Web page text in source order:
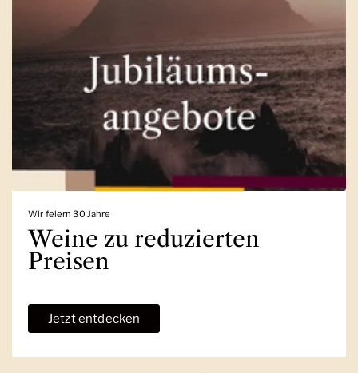
Wir feiern 30 Jahre
Weine zu reduzierten
Preisen
Jetzt entdecken